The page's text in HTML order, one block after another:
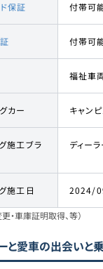
保証 付帯可
付帯可
福祉車
カー キャン
施工ブラ
ディーラ
施工日 2024/
車庫証明取得、等）
と愛車の出会いと